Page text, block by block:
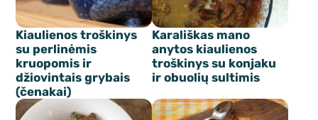
Kiaulienos troškinys
su perlinėmis
kruopomis ir
džiovintais grybais
(čenakai)
Karališkas mano
anytos kiaulienos
troškinys su konjaku
ir obuolių sultimis